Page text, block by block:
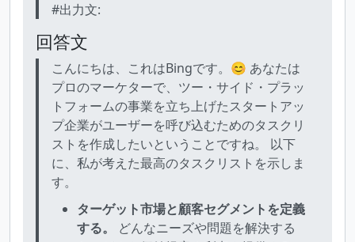
#出力文:
回答文
こんにちは、これはBingです。😊 あなたは
プロのマーケターで、ツー・サイド・プラッ
トフォームの事業を立ち上げたスタートアッ
プ企業がユーザーを呼び込むためのタスクリ
ストを作成したいということですね。 以下
に、私が考えた最高のタスクリストを示しま
す。
ターゲット市場と顧客セグメントを定義
する。
どんなニーズや問題を解決する